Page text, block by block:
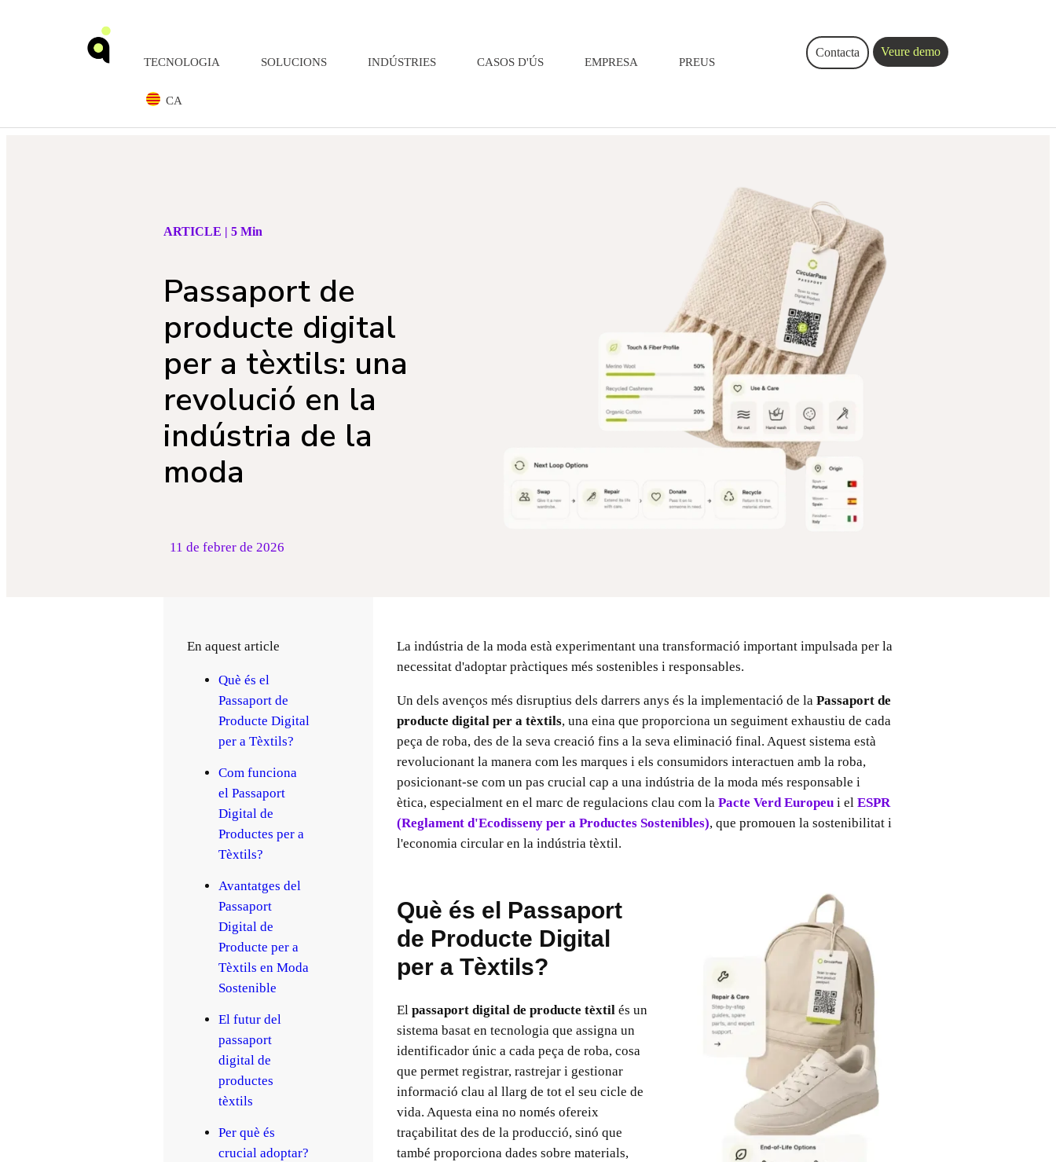
TECNOLOGIA SOLUCIONS INDÚSTRIES CASOS D'ÚS EMPRESA PREUS
CA
Contacta Veure demo
ARTICLE | 5 Min
Passaport de
producte digital
per a tèxtils: una
revolució en la
indústria de la
moda
11 de febrer de 2026
En aquest article
Què és el
Passaport de
Producte Digital
per a Tèxtils?
Com funciona
el Passaport
Digital de
Productes per a
Tèxtils?
Avantatges del
Passaport
Digital de
Producte per a
Tèxtils en Moda
Sostenible
El futur del
passaport
digital de
productes
tèxtils
Per què és
crucial adoptar?
La indústria de la moda està experimentant una transformació important impulsada per la
necessitat d'adoptar pràctiques més sostenibles i responsables.
Un dels avenços més disruptius dels darrers anys és la implementació de la Passaport de
producte digital per a tèxtils, una eina que proporciona un seguiment exhaustiu de cada
peça de roba, des de la seva creació fins a la seva eliminació final. Aquest sistema està
revolucionant la manera com les marques i els consumidors interactuen amb la roba,
posicionant-se com un pas crucial cap a una indústria de la moda més responsable i
ètica, especialment en el marc de regulacions clau com la Pacte Verd Europeui el ESPR
(Reglament d'Ecodisseny per a Productes Sostenibles), que promouen la sostenibilitat i
l'economia circular en la indústria tèxtil.
Què és el Passaport
de Producte Digital
per a Tèxtils?
El passaport digital de producte tèxtilés un
sistema basat en tecnologia que assigna un
identificador únic a cada peça de roba, cosa
que permet registrar, rastrejar i gestionar
informació clau al llarg de tot el seu cicle de
vida. Aquesta eina no només ofereix
traçabilitat des de la producció, sinó que
també proporciona dades sobre materials,